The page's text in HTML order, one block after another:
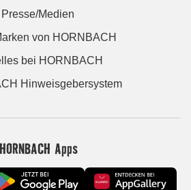
Presse/Medien
von HORNBACH
bei HORNBACH
Hinweisgebersystem
HORNBACH Apps